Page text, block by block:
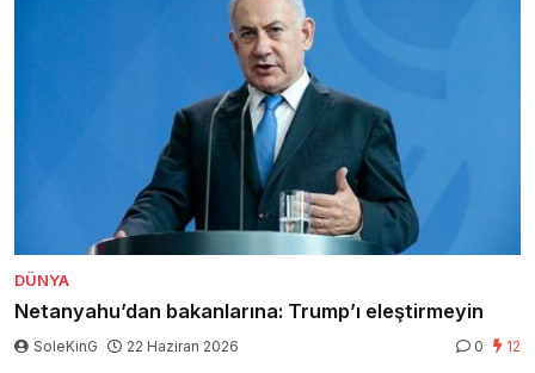
DÜNYA
Netanyahu’dan bakanlarına: Trump’ı eleştirmeyin
SoleKinG 22 Haziran 2026 0 12